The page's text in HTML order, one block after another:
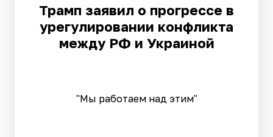
Трамп заявил о прогрессе в
урегулировании конфликта
между РФ и Украиной
"Мы работаем над этим"